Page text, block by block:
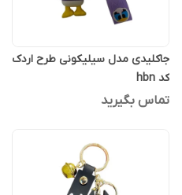
جاکلیدی مدل سیلیکونی طرح اردک
کد hbn
تماس بگیرید